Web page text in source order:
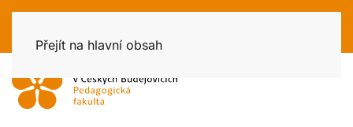
Přejít na hlavní obsah